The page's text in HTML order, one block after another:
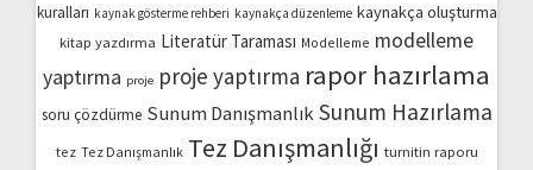
kuralları kaynak gösterme rehberi kaynakça düzenleme kaynakça oluşturma
kitap yazdırma Literatür Taraması Modelleme modelleme
yaptırma proje proje yaptırma rapor hazırlama
soru çözdürme Sunum Danışmanlık Sunum Hazırlama
tez Tez Danışmanlık Tez Danışmanlığı turnitin raporu